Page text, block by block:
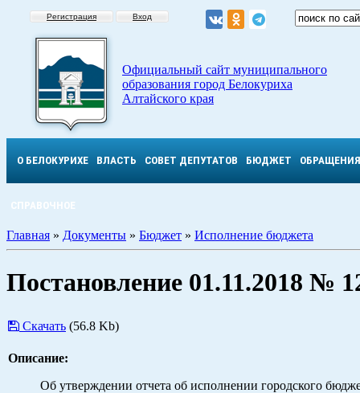
Регистрация Вход
Официальный сайт муниципального
образования город Белокуриха
Алтайского края
О БЕЛОКУРИХЕ ВЛАСТЬ СОВЕТ ДЕПУТАТОВ БЮДЖЕТ ОБРАЩЕНИЯ
СПРАВОЧНОЕ
Главная » Документы » Бюджет » Исполнение бюджета
Постановление 01.11.2018 №
Скачать (56.8 Kb)
Описание:
Об утверждении отчета об исполнении городского